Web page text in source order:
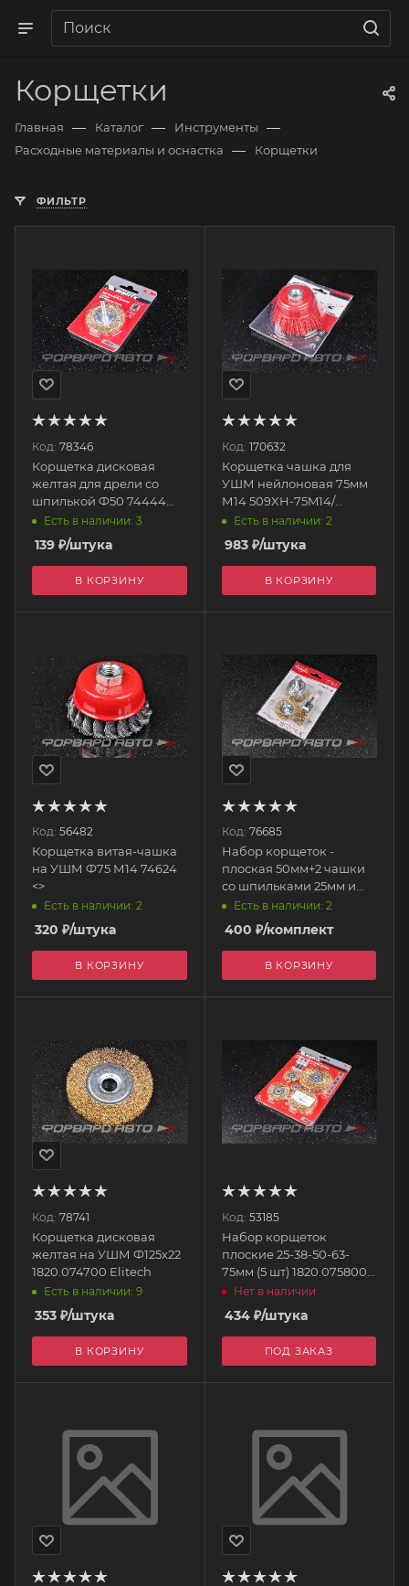
Корщетки
Главная — Каталог — Инструменты —
Расходные материалы и оснастка — Корщетки
ФИЛЬТР
Код: 78346
Корщетка дисковая
желтая для дрели со
шпилькой Ф50 74444
MATRIX
Есть в наличии: 3
139 ₽/штука
В КОРЗИНУ
Код: 170632
Корщетка чашка для
УШМ нейлоновая 75мм
М14 509XH-75M14/
СТМ-52700075 <>
Есть в наличии: 2
983₽/штука
В КОРЗИНУ
Код: 56482
Корщетка витая-чашка
на УШМ Ф75 М14 74624
<>
Есть в наличии: 2
320 ₽/штука
В КОРЗИНУ
Код: 76685
Набор корщеток -
плоская 50мм+2 чашки
со шпильками 25мм и
50мм (1шт) 74486 MATRIX
Есть в наличии: 2
400 ₽/комплект
В КОРЗИНУ
Код: 78741
Корщетка дисковая
желтая на УШМ Ф125х22
1820.074700 Elitech
Есть в наличии: 9
353 ₽/штука
В КОРЗИНУ
Код: 53185
Набор корщеток
плоские 25-38-50-63-
75мм (5 шт) 1820.075800
MATRIX
Нет в наличии
434₽/штука
ПОД ЗАКАЗ